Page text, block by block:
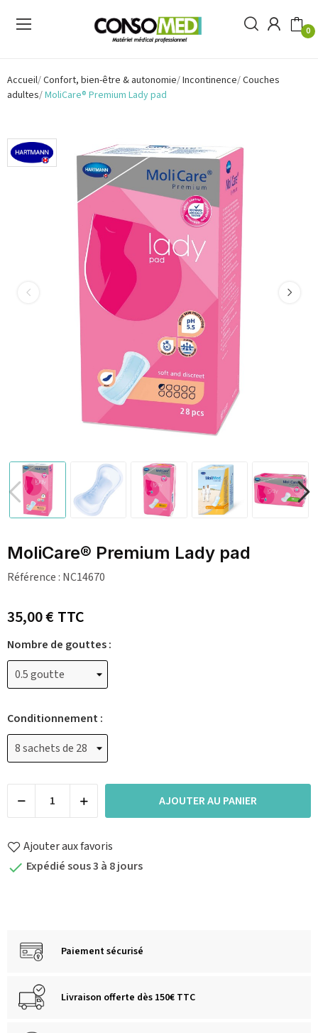
0
Accueil Confort, bien-être & autonomie Incontinence Couches
adultes MoliCare® Premium Lady pad
MoliCare® Premium Lady pad
Référence : NC14670
35,00 €TTC
Nombre de gouttes :
Conditionnement :
AJOUTER AU PANIER
Ajouter aux favoris
 Expédié sous 3 à 8 jours
Paiement sécurisé
Livraison offerte dès 150€ TTC